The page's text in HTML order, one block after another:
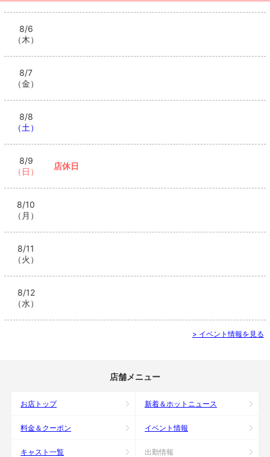
クラ #キャバ嬢 #神戸 #三宮 TikTokで記事を開くTHE
すご😂 出演キャスト：のんさん 📍ダンデライ
8/6
（木）
8/7
（金）
8/8
（土）
8/9
（日）
店休日
8/10
（月）
8/11
（火）
8/12
（水）
> イベント情報を見る
店舗メニュー
お店トップ 新着＆ホットニュース
料金＆クーポン イベント情報
キャスト一覧 出勤情報